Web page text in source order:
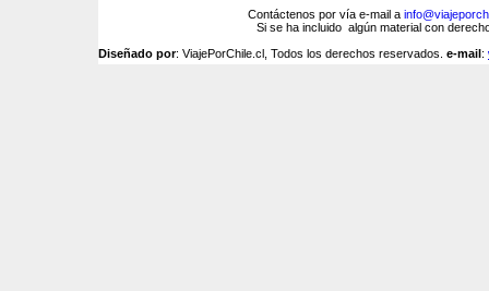
Contáctenos por vía e-mail a
Si se ha incluido algún material con
Diseñado por: ViajePorChile.cl, Todos los derechos reservados. e-mail: